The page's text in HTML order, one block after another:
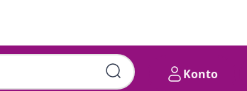
Konto